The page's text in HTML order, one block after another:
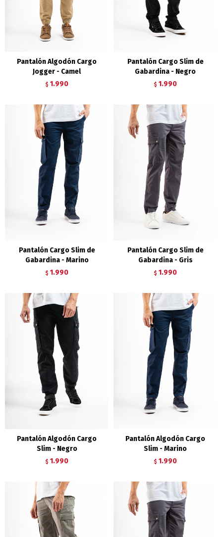
Pantalón Algodón Cargo
Jogger - Camel
$ 1.990
Pantalón Cargo Slim de
Gabardina - Negro
$ 1.990
Pantalón Cargo Slim de
Gabardina - Marino
$ 1.990
Pantalón Cargo Slim de
Gabardina - Gris
$ 1.990
Pantalón Algodón Cargo
Slim - Negro
$ 1.990
Pantalón Algodón Cargo
Slim - Marino
$ 1.990